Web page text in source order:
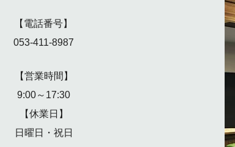
【電話番号】
053-411-8987
【営業時間】
9:00～17:30
【休業日】
​日曜日・祝日